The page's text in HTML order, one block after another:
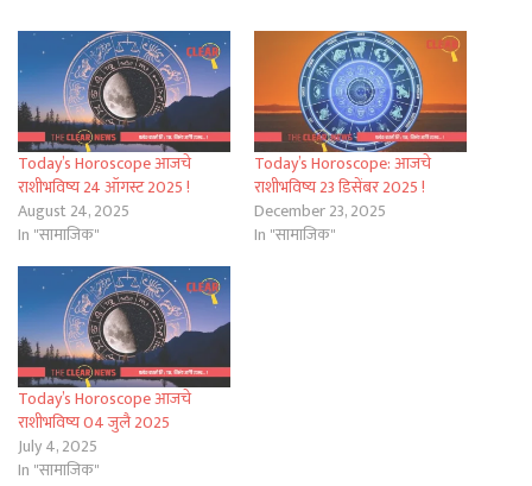
Today’s Horoscope आजचे
राशीभविष्य 24 ऑगस्ट 2025 !
August 24, 2025
In "सामाजिक"
Today’s Horoscope: आजचे
राशीभविष्य 23 डिसेंबर 2025 !
December 23, 2025
In "सामाजिक"
Today’s Horoscope आजचे
राशीभविष्य 04 जुलै 2025
July 4, 2025
In "सामाजिक"